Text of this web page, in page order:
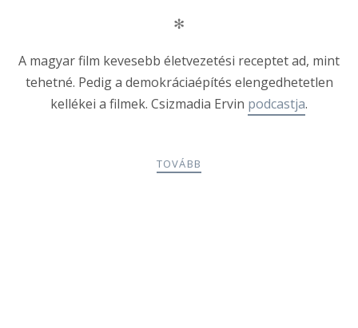
✻
A magyar film kevesebb életvezetési receptet ad, mint
tehetné. Pedig a demokráciaépítés elengedhetetlen
kellékei a filmek. Csizmadia Ervin podcastja.
TOVÁBB